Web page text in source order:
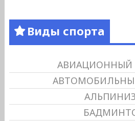
Виды спорта
АВИАЦИОННЫЙ